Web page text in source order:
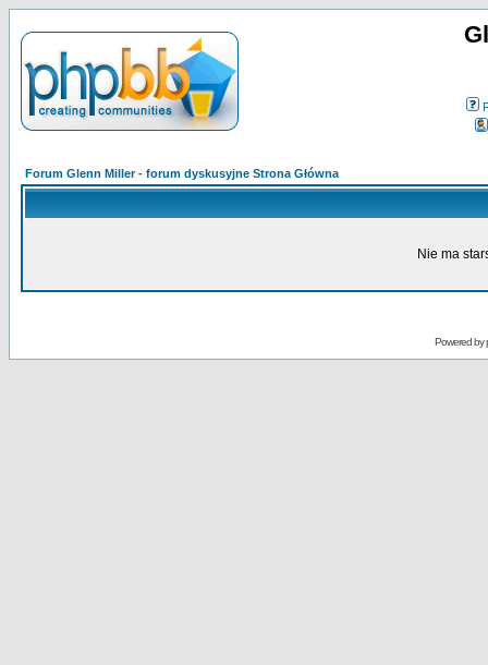
Forum Glenn Miller - forum dyskusyjne Strona Główna
Nie ma
Powered by